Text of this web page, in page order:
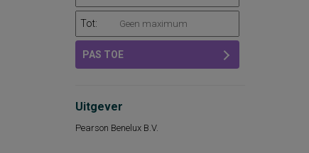
Tot:
PAS TOE
Uitgever
Pearson Benelux B.V.